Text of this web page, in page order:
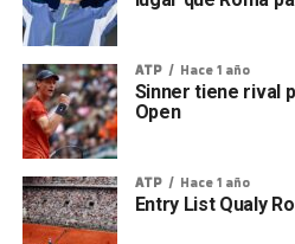
ATP Hace 1 año
Sinner tiene rival
Open
ATP Hace 1 año
Entry List Qualy